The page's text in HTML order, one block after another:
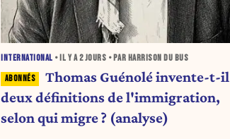
INTERNATIONAL • IL Y A2 JOURS • PAR HARRISON DU BUS
Thomas Guénolé invente-t-il
deux définitions de l'immigration,
selon qui migre ? (analyse)